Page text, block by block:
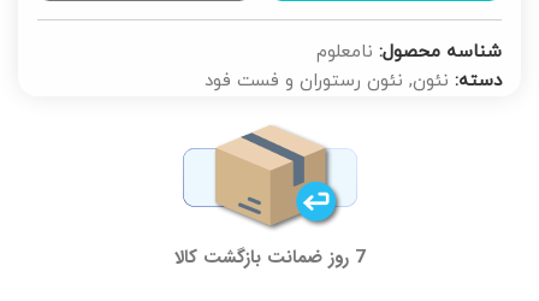
شناسه محصول: نامعلوم
دسته: نئون, نئون رستوران و فست فود
7 روز ضمانت بازگشت کالا